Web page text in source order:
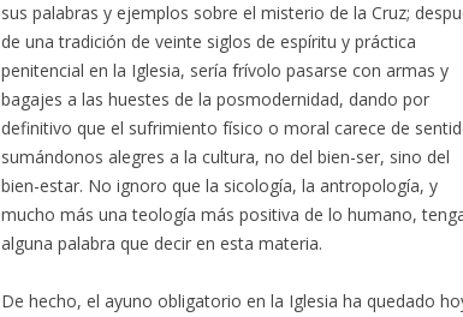
sus palabras y ejemplos sobre el misterio de la Cruz;
de una tradición de veinte siglos de espíritu y práctica
penitencial en la Iglesia, sería frívolo pasarse con armas y
bagajes a las huestes de la posmodernidad, dando por
definitivo que el sufrimiento físico o moral carece de
sumándonos alegres a la cultura, no del bien-ser, sino del
bien-estar. No ignoro que la sicología, la antropología, y
mucho más una teología más positiva de lo humano,
alguna palabra que decir en esta materia.
De hecho, el ayuno obligatorio en la Iglesia ha quedado